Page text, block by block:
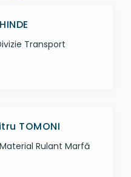
Transport
TOMONI
Rulant Marfă